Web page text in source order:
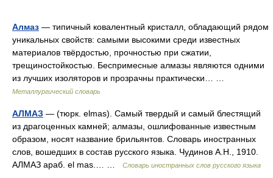
Алмаз — типичный ковалентный кристалл, обладающий рядом
уникальных свойств: самыми высокими среди известных
материалов твёрдостью, прочностью при сжатии,
трещиностойкостью. Беспримесные алмазы являются одними
из лучших изоляторов и прозрачны практически… …
Металлургический словарь
АЛМАЗ — (тюрк. elmas). Самый твердый и самый блестящий
из драгоценных камней; алмазы, ошлифованные известным
образом, носят название брильянтов. Словарь иностранных
слов, вошедших в состав русского языка. Чудинов А.Н., 1910.
АЛМАЗ араб. el mas.… …
Словарь иностранных слов русского языка